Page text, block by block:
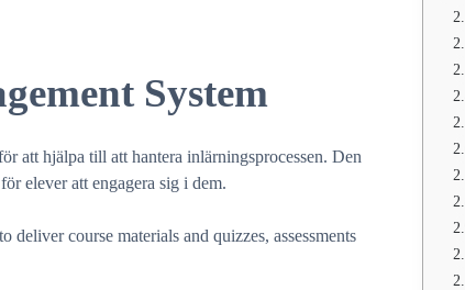
System
att hjälpa till att hantera inlärningsprocessen. Den
elever att engagera sig i dem.
deliver course materials and quizzes, assessments